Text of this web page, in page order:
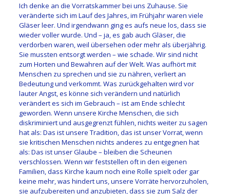
Ich denke an die Vorratskammer bei uns Zuhause. Sie
veränderte sich im Lauf des Jahres, im Frühjahr waren viele
Gläser leer. Und irgendwann ging es aufs neue los, dass sie
wieder voller wurde. Und – ja, es gab auch Gläser, die
verdorben waren, weil übersehen oder mehr als überjährig.
Sie mussten entsorgt werden – wie schade. Wir sind nicht
zum Horten und Bewahren auf der Welt. Was aufhört mit
Menschen zu sprechen und sie zu nähren, verliert an
Bedeutung und verkommt. Was zurückgehalten wird vor
lauter Angst, es könne sich verändern und natürlich
verändert es sich im Gebrauch – ist am Ende schlecht
geworden. Wenn unsere Kirche Menschen, die sich
diskriminiert und ausgegrenzt fühlen, nichts weiter zu sagen
hat als: Das ist unsere Tradition, das ist unser Vorrat, wenn
sie kritischen Menschen nichts anderes zu entgegnen hat
als: Das ist unser Glaube – bleiben die Scheunen
verschlossen. Wenn wir feststellen oft in den eigenen
Familien, dass Kirche kaum noch eine Rolle spielt oder gar
keine mehr, was hindert uns, unsere Vorräte hervorzuholen,
sie aufzubereiten und anzubieten, dass sie zum Salz der